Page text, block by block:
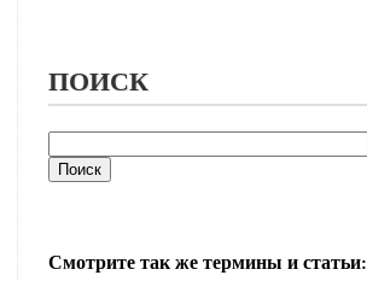
ПОИСК
Смотрите так же термины и статьи: